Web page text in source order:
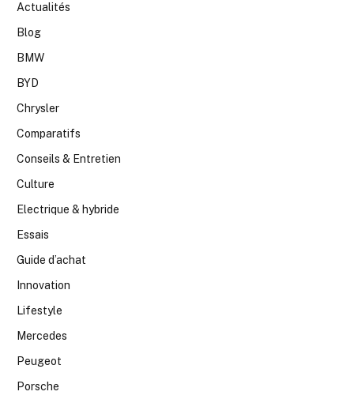
Actualités
Blog
BMW
BYD
Chrysler
Comparatifs
Conseils & Entretien
Culture
Electrique & hybride
Essais
Guide d’achat
Innovation
Lifestyle
Mercedes
Peugeot
Porsche